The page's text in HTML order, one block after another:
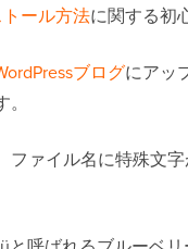
ール方法に関する初
ブログにアッ
ファイル名に特殊文